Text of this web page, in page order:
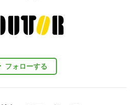
フォローする